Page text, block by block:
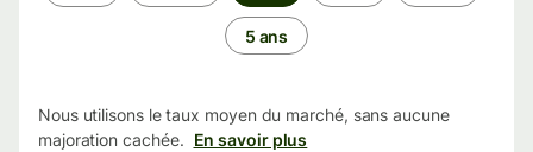
5 ans
Nous utilisons le taux moyen du marché, sans aucune
majoration cachée. En savoir plus